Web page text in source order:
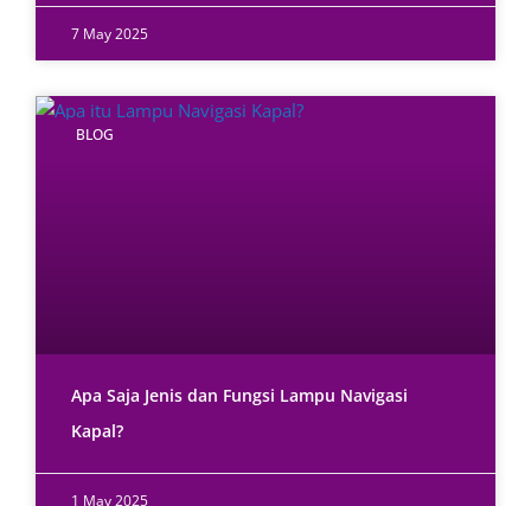
7 May 2025
BLOG
Apa Saja Jenis dan Fungsi Lampu Navigasi
Kapal?
1 May 2025